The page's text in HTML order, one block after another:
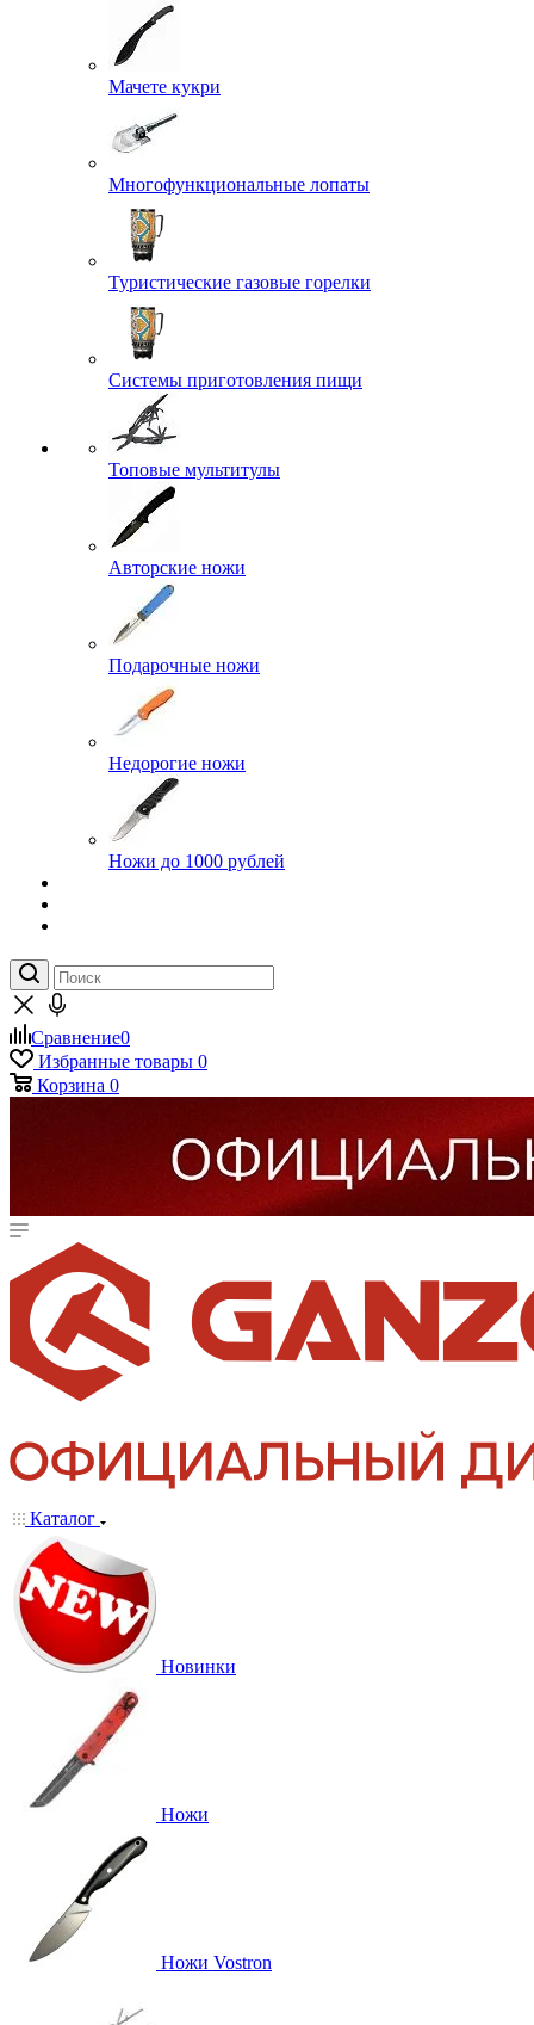
Мачете кукри
Многофункциональные лопаты
Туристические газовые горелки
Системы приготовления пищи
Топовые мультитулы
Авторские ножи
Подарочные ножи
Недорогие ножи
Ножи до 1000 рублей
Сравнение0
Избранные товары 0
Корзина 0
Каталог
Новинки
Ножи
Ножи Vostron